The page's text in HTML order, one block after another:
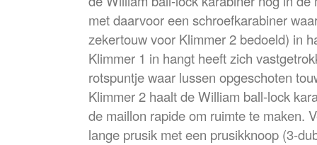
met daarvoor een schroefkarabiner
zekertouw voor Klimmer 2 bedoeld) in
Klimmer 1 in hangt heeft zich
rotspuntje waar lussen opgeschoten
Klimmer 2 haalt de William ball-lock
de maillon rapide om ruimte te maken.
lange prusik met een prusikknoop (3-